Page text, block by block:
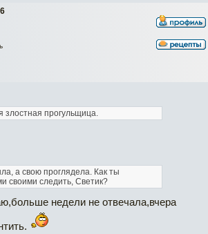
злостная прогульщица.
а свою проглядела. Как ты
своими следить, Светик?
недели не отвечала,вчера